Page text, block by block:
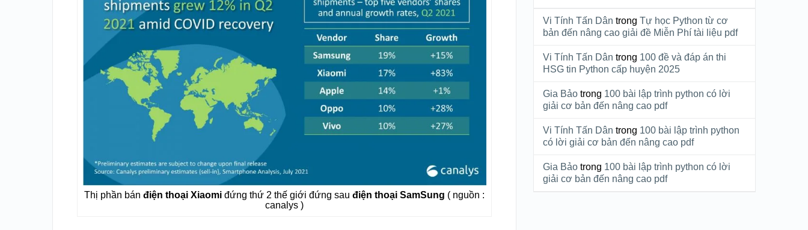
Thị phần bán điện thoại Xiaomiđứng thứ 2 thế giới đứng sau điện thoại SamSung ( nguồn :
canalys )
Vi Tính Tấn Dân trongTự học Python từ cơ
bản đến nâng cao giải đề Miễn Phí tài liệu pdf
Vi Tính Tấn Dân trong 100 đề và đáp án thi
HSG tin Python cấp huyện 2025
Gia Bảo trong 100 bài lập trình python có lời
giải cơ bản đến nâng cao pdf
Vi Tính Tấn Dân trong 100 bài lập trình python
có lời giải cơ bản đến nâng cao pdf
Gia Bảo trong 100 bài lập trình python có lời
giải cơ bản đến nâng cao pdf